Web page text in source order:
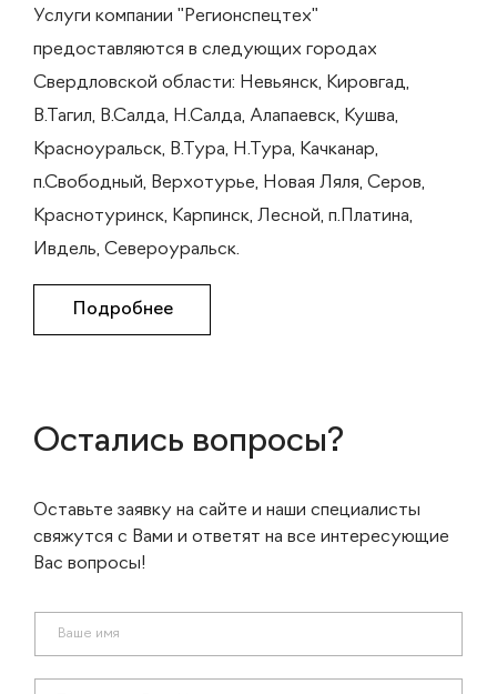
Услуги компании "Регионспецтех"
предоставляются в следующих городах
Свердловской области: Невьянск, Кировгад,
В.Тагил, В.Салда, Н.Салда, Алапаевск, Кушва,
Красноуральск, В.Тура, Н.Тура, Качканар,
п.Свободный, Верхотурье, Новая Ляля, Серов,
Краснотуринск, Карпинск, Лесной, п.Платина,
Ивдель, Североуральск.
Подробнее
Остались вопросы?
Оставьте заявку на сайте и наши специалисты
свяжутся с Вами и ответят на все интересующие
Вас вопросы!